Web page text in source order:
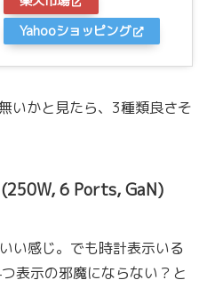
Yahooショッピング
いかと見たら、3種類良さそ
6 Ports, GaN)
い感じ。でも時計表示いる
表示の邪魔にならない？と